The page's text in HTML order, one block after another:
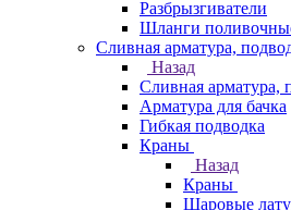
Разбрызгиватели
Шланги
Сливная арматура,
Назад
Сливная арматура,
Арматура для бачка
Гибкая подводка
Краны
Назад
Краны
Шаровые